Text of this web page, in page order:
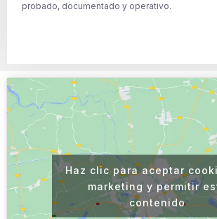
probado, documentado y operativo.
Haz clic para aceptar
marketing y permitir
contenido